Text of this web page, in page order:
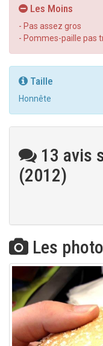
Les Moins
- Pas assez gros
- Pommes-paille pas
Taille
Honnête
13 avis
(2012)
Les